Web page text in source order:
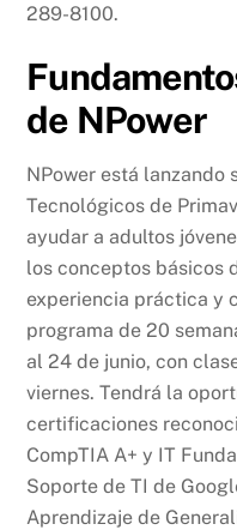
289-8100.
de NPower
NPower está lanzando
Tecnológicos de
ayudar a adultos
los conceptos básicos
experiencia práctica y
programa de 20
al 24 de junio, con
viernes. Tendrá la
certificaciones
CompTIA A+ y IT
Soporte de TI de
Aprendizaje de